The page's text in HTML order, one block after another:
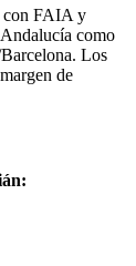
con FAIA y
como
Los
de